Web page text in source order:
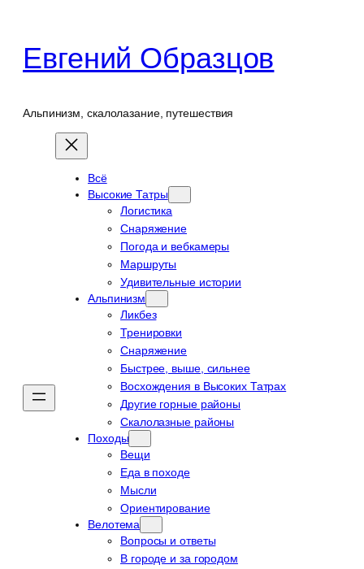
содержимому
Евгений Образцов
Альпинизм, скалолазание, путешествия
Всё
Высокие Татры
Логистика
Снаряжение
Погода и вебкамеры
Маршруты
Удивительные истории
Альпинизм
Ликбез
Тренировки
Снаряжение
Быстрее, выше, сильнее
Восхождения в Высоких Татрах
Другие горные районы
Скалолазные районы
Походы
Вещи
Еда в походе
Мысли
Ориентирование
Велотема
Вопросы и ответы
В городе и за городом